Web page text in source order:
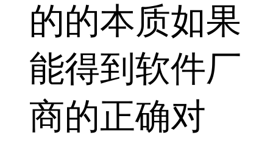
的的本质如果
能得到软件厂
商的正确对